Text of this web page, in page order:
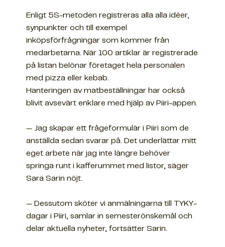
Enligt 5S-metoden registreras alla alla idéer,
synpunkter och till exempel
inköpsförfrågningar som kommer från
medarbetarna. När 100 artiklar är registrerade
på listan belönar företaget hela personalen
med pizza eller kebab.
Hanteringen av matbeställningar har också
blivit avsevärt enklare med hjälp av Piiri-appen.
— Jag skapar ett frågeformulär i Piiri som de
anställda sedan svarar på. Det underlättar mitt
eget arbete när jag inte längre behöver
springa runt i kafferummet med listor, säger
Sara Sarin nöjt.
— Dessutom sköter vi anmälningarna till TYKY-
dagar i Piiri, samlar in semesterönskemål och
delar aktuella nyheter, fortsätter Sarin.